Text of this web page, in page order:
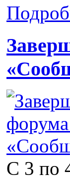
С 3 по